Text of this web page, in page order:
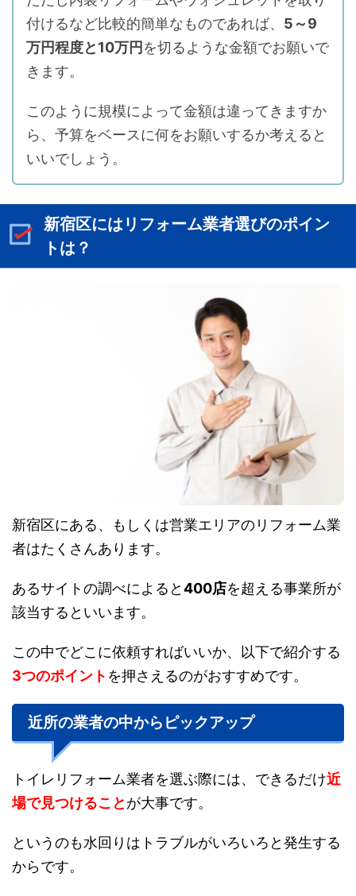
付けるなど比較的簡単なものであれば、 5～9
万円程度と10万円を切るような金額でお願いで
きます。
このように規模によって金額は違ってきますか
ら、予算をベースに何をお願いするか考えると
いいでしょう。
新宿区にはリフォーム業者選びのポイン
トは？
新宿区にある、もしくは営業エリアのリフォーム業
者はたくさんあります。
あるサイトの調べによると400店を超える事業所が
該当するといいます。
この中でどこに依頼すればいいか、以下で紹介する
3つのポイント を押さえるのがおすすめです。
近所の業者の中からピックアップ
トイレリフォーム業者を選ぶ際には、できるだけ近
場で見つけることが大事です。
というのも水回りはトラブルがいろいろと発生する
からです。